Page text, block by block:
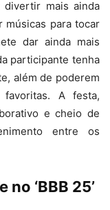
divertir mais ainda
músicas para tocar
dar ainda mais
participante tenha
além de poderem
A festa,
e cheio de
entre os
‘BBB 25’